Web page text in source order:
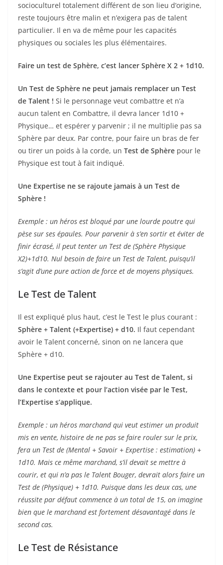
socioculturel totalement différent de son lieu d’origine,
reste toujours être malin et n’exigera pas de talent
particulier. Il en va de même pour les capacités
physiques ou sociales les plus élémentaires.
Faire un test de Sphère, c’est lancer Sphère X 2 + 1d10.
Un Test de Sphère ne peut jamais remplacer un Test
de Talent ! Si le personnage veut combattre et n’a
aucun talent en Combattre, il devra lancer 1d10 +
Physique… et espérer y parvenir ; il ne multiplie pas sa
Sphère par deux. Par contre, pour faire un bras de fer
ou tirer un poids à la corde, un Test de Sphère pour le
Physique est tout à fait indiqué.
Une Expertise ne se rajoute jamais à un Test de
Sphère !
Exemple : un héros est bloqué par une lourde poutre qui
pèse sur ses épaules. Pour parvenir à s’en sortir et éviter de
finir écrasé, il peut tenter un Test de (Sphère Physique
X2)+1d10. Nul besoin de faire un Test de Talent, puisqu’il
s’agit d’une pure action de force et de moyens physiques.
Le Test de Talent
Il est expliqué plus haut, c’est le Test le plus courant :
Sphère + Talent (+Expertise) + d10. Il faut cependant
avoir le Talent concerné, sinon on ne lancera que
Sphère + d10.
Une Expertise peut se rajouter au Test de Talent, si
dans le contexte et pour l’action visée par le Test,
l’Expertise s’applique.
Exemple : un héros marchand qui veut estimer un produit
mis en vente, histoire de ne pas se faire rouler sur le prix,
fera un Test de (Mental + Savoir + Expertise : estimation) +
1d10. Mais ce même marchand, s’il devait se mettre à
courir, et qui n’a pas le Talent Bouger, devrait alors faire un
Test de (Physique) + 1d10. Puisque dans les deux cas, une
réussite par défaut commence à un total de 15, on imagine
bien que le marchand est fortement désavantagé dans le
second cas.
Le Test de Résistance